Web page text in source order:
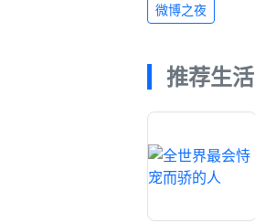
微博之夜
推荐生活